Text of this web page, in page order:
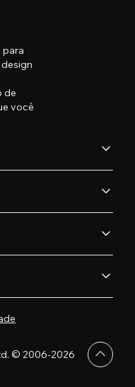
para
de
você
© 2006-2026